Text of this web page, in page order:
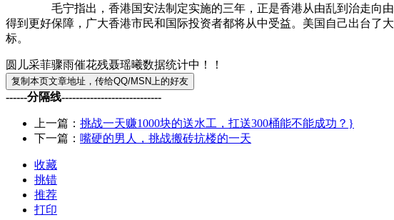
毛宁指出，香港国安法制定实施的三年，正是香港从由乱到治走向由治
得到更好保障，广大香港市民和国际投资者都将从中受益。美国自己出台了
标。
圆儿采菲骤雨催花残聂瑶曦数据统计中！！
------分隔线----------------------------
上一篇： 挑战一天赚1000块的送水工，扛送300桶能不能成功？}
下一篇： 嘴硬的男人，挑战搬砖抗楼的一天
收藏
挑错
推荐
打印